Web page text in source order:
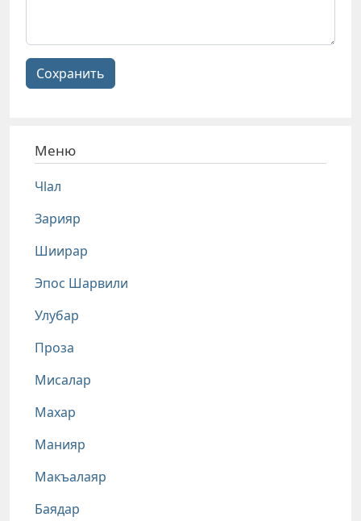
Сохранить
Меню
Чlал
Зарияр
Шиирар
Эпос Шарвили
Улубар
Проза
Мисалар
Махар
Манияр
Макъалаяр
Баядар